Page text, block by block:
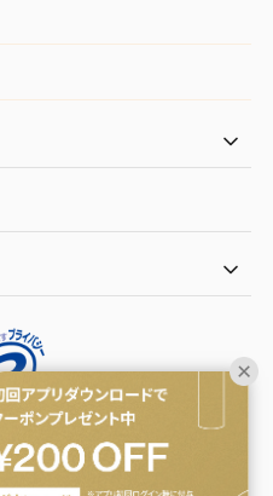
ら | TANP（タンプ）
TANP Inc.